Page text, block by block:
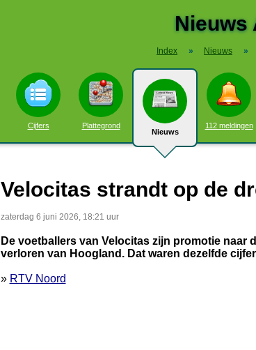
Nieuws
Index » Nieuws »
Cijfers Plattegrond
Nieuws
112 meldingen
Velocitas strandt op de
zaterdag 6 juni 2026, 18:21 uur
De voetballers van Velocitas zijn promotie naar
verloren van Hoogland. Dat waren dezelfde
» RTV Noord